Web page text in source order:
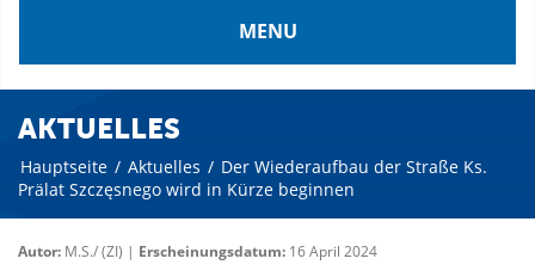
MENU
AKTUELLES
Hauptseite / Aktuelles / Der Wiederaufbau der Straße Ks.
Prälat Szczęsnego wird in Kürze beginnen
Autor: M.S./ (ZI) | Erscheinungsdatum: 16 April 2024